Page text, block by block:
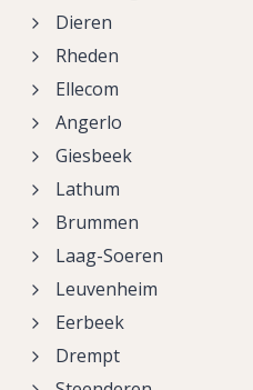
Dieren
Rheden
Ellecom
Angerlo
Giesbeek
Lathum
Brummen
Laag-Soeren
Leuvenheim
Eerbeek
Drempt